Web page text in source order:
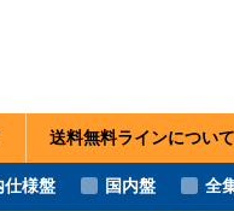
送料無料ラインについて
仕様盤 国内盤 全